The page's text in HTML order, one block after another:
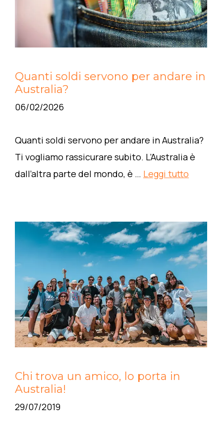
Quanti soldi servono per andare in
Australia?
06/02/2026
Quanti soldi servono per andare in Australia?
Ti vogliamo rassicurare subito. L’Australia è
dall’altra parte del mondo, è … Leggi tutto
Chi trova un amico, lo porta in
Australia!
29/07/2019